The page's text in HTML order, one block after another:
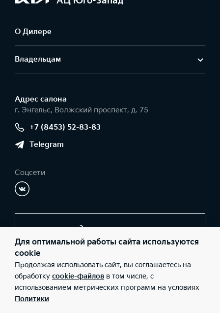
О Дилере
Владельцам
Адрес салонa
г. Энгельс, Волжский проспект, д. 75
+7 (8453) 52-83-83
Telegram
Соцсети
Заказать звонок
© 2026 Юридические лица ООО «АЦ ЮГО-ЗАПАД»
(Фактический адрес: г. Энгельс, Волжский проспект, д. 75;
Телефон: +7 (8453) 52-83-83; ИНН: 7729671401; ОГРН:
5107746044071), ООО «Киа Россия и СНГ» (Фактический адрес:
г.Москва, Валовая 26; Телефон: 8 800 301 08 80; ИНН:
7728674093; ОГРН: 5087746291760) ведут деятельность на
Для оптимальной работы сайта используются
cookie
Продолжая использовать сайт, вы соглашаетесь на
обработку cookie-файлов в том числе, с
использованием метрических программ на условиях
Политики